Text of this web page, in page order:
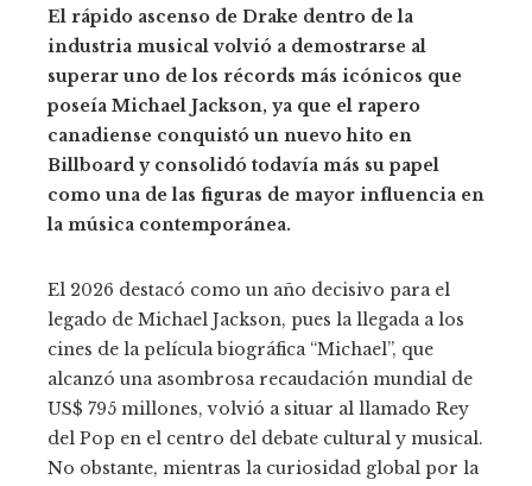
El rápido ascenso de Drake dentro de la
industria musical volvió a demostrarse al
superar uno de los récords más icónicos que
poseía Michael Jackson, ya que el rapero
canadiense conquistó un nuevo hito en
Billboard y consolidó todavía más su papel
como una de las figuras de mayor influencia en
la música contemporánea.
El 2026 destacó como un año decisivo para el
legado de Michael Jackson, pues la llegada a los
cines de la película biográfica “Michael”, que
alcanzó una asombrosa recaudación mundial de
US$ 795 millones, volvió a situar al llamado Rey
del Pop en el centro del debate cultural y musical.
No obstante, mientras la curiosidad global por la